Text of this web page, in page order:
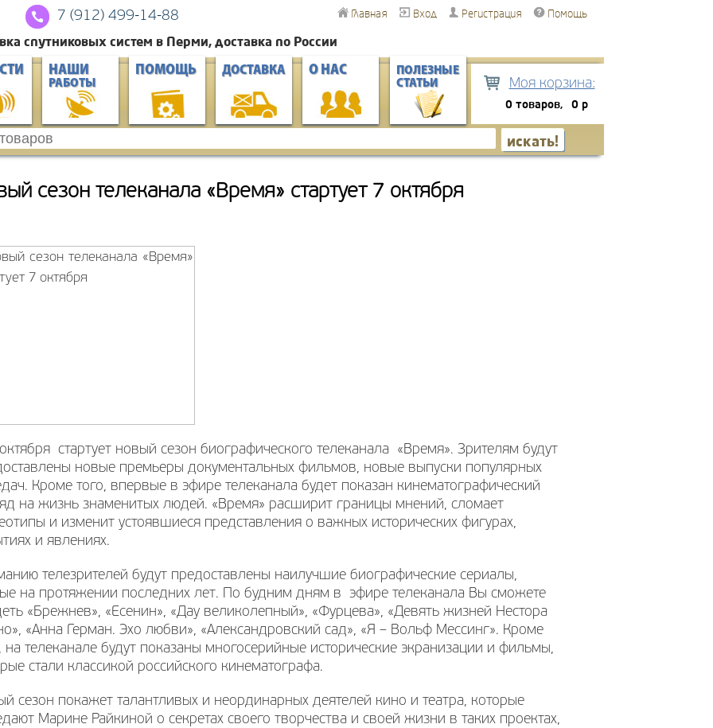
Главная Вход Регистрация Помощь
7 (912) 499-14-88
Моя корзина:
0 товаров, 0 р
спутниковых систем в Перми, доставка по России
НАШИ
РАБОТЫ
ПОМОЩЬ ДОСТАВКА О НАС
ПОЛЕЗНЫЕ
СТАТЬИ
сезон телеканала «Время» стартует 7 октября
стартует новый сезон биографического телеканала «Время». Зрителям будут
новые премьеры документальных фильмов, новые выпуски популярных
Кроме того, впервые в эфире телеканала будет показан кинематографический
на жизнь знаменитых людей. «Время» расширит границы мнений, сломает
и изменит устоявшиеся представления о важных исторических фигурах,
и явлениях.
телезрителей будут предоставлены наилучшие биографические сериалы,
на протяжении последних лет. По будним дням в эфире телеканала Вы сможете
«Брежнев», «Есенин», «Дау великолепный», «Фурцева», «Девять жизней Нестора
«Анна Герман. Эхо любви», «Александровский сад», «Я – Вольф Мессинг». Кроме
на телеканале будут показаны многосерийные исторические экранизации и фильмы,
стали классикой российского кинематографа.
сезон покажет талантливых и неординарных деятелей кино и театра, которые
Марине Райкиной о секретах своего творчества и своей жизни в таких проектах,